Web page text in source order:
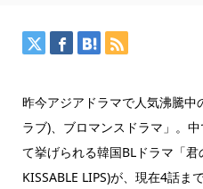
昨今アジアドラマで人気沸騰中
ラブ)、ブロマンスドラマ」。
て挙げられる韓国BLドラマ「君
KISSABLE LIPS)が、現在4話ま